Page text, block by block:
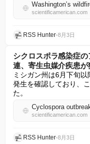
scientificamerican.com
RSS Hunter•8月3日
シクロスポラ感染症
連、寄生虫媒介疾患
ミシガン州は6月下旬
発生を確認しており、
た。
scientificamerican.com
RSS Hunter•8月3日